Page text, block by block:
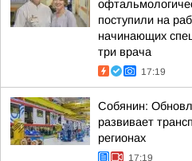
поступили на
начинающих
три врача
17:19
Собянин:
развивает
регионах
17:19